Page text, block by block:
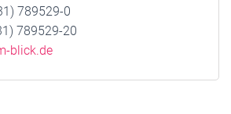
789529-0
789529-20
blick.de